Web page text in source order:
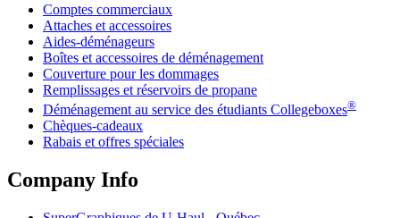
Comptes commerciaux
Attaches et accessoires
Aides-déménageurs
Boîtes et accessoires de déménagement
Couverture pour les dommages
Remplissages et réservoirs de propane
Déménagement au service des étudiants Collegeboxes®
Chèques-cadeaux
Rabais et offres spéciales
Company Info